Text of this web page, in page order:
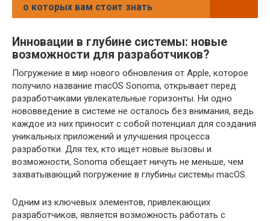
о которых вам стоит знать
Инновации в глубине системы: новые
возможности для разработчиков?
Погружение в мир нового обновления от Apple, которое
получило название macOS Sonoma, открывает перед
разработчиками увлекательные горизонты. Ни одно
нововведение в системе не осталось без внимания, ведь
каждое из них приносит с собой потенциал для создания
уникальных приложений и улучшения процесса
разработки. Для тех, кто ищет новые вызовы и
возможности, Sonoma обещает ничуть не меньше, чем
захватывающий погружение в глубины системы macOS.
Одним из ключевых элементов, привлекающих
разработчиков, является возможность работать с